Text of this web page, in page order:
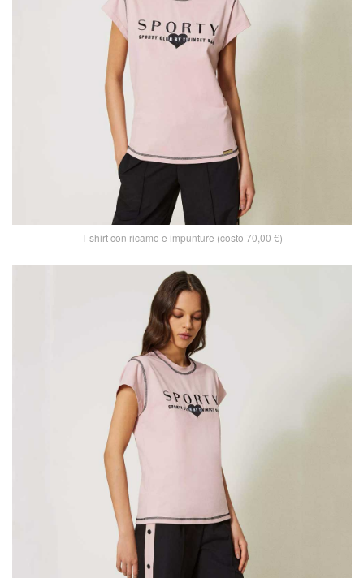
T-shirt con ricamo e impunture (costo 70,00 €)